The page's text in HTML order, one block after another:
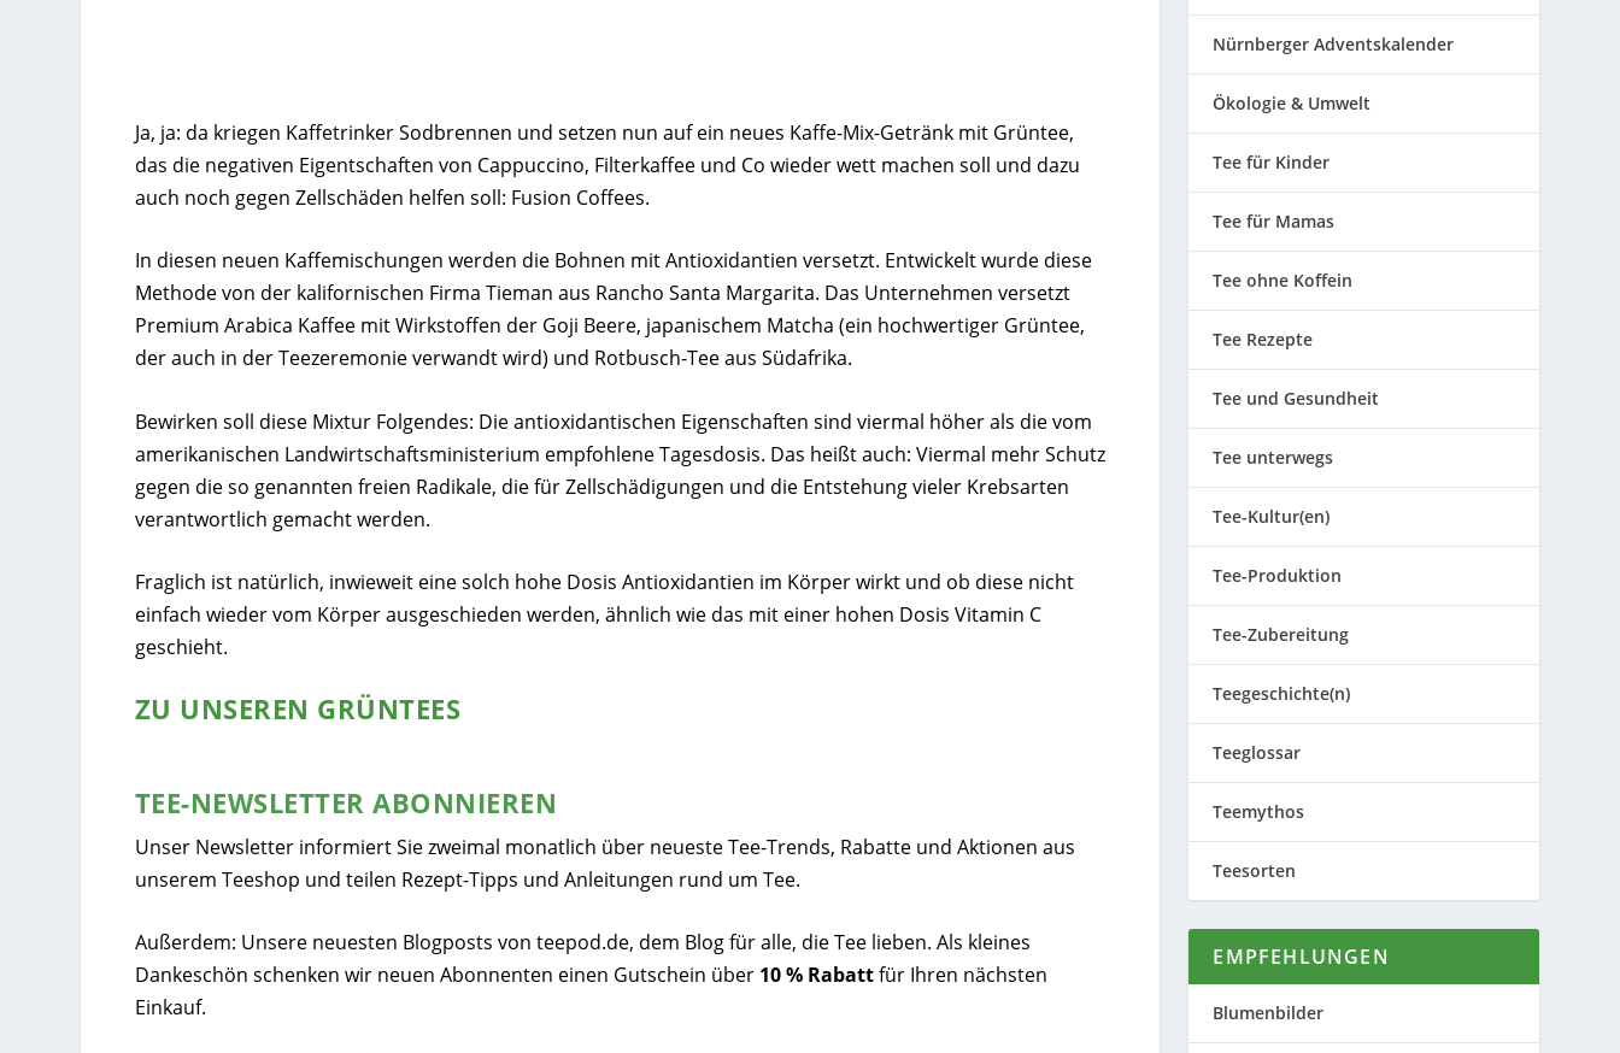
Ja, ja: da kriegen Kaffetrinker Sodbrennen und setzen nun auf ein neues Kaffe-Mix-Getränk mit Grüntee,
das die negativen Eigentschaften von Cappuccino, Filterkaffee und Co wieder wett machen soll und dazu
auch noch gegen Zellschäden helfen soll: Fusion Coffees.
In diesen neuen Kaffemischungen werden die Bohnen mit Antioxidantien versetzt. Entwickelt wurde diese
Methode von der kalifornischen Firma Tieman aus Rancho Santa Margarita. Das Unternehmen versetzt
Premium Arabica Kaffee mit Wirkstoffen der Goji Beere, japanischem Matcha (ein hochwertiger Grüntee,
der auch in der Teezeremonie verwandt wird) und Rotbusch-Tee aus Südafrika.
Bewirken soll diese Mixtur Folgendes: Die antioxidantischen Eigenschaften sind viermal höher als die vom
amerikanischen Landwirtschaftsministerium empfohlene Tagesdosis. Das heißt auch: Viermal mehr Schutz
gegen die so genannten freien Radikale, die für Zellschädigungen und die Entstehung vieler Krebsarten
verantwortlich gemacht werden.
Fraglich ist natürlich, inwieweit eine solch hohe Dosis Antioxidantien im Körper wirkt und ob diese nicht
einfach wieder vom Körper ausgeschieden werden, ähnlich wie das mit einer hohen Dosis Vitamin C
geschieht.
ZU UNSEREN GRÜNTEES
TEE-NEWSLETTER ABONNIEREN
Unser Newsletter informiert Sie zweimal monatlich über neueste Tee-Trends, Rabatte und Aktionen aus
unserem Teeshop und teilen Rezept-Tipps und Anleitungen rund um Tee.
Außerdem: Unsere neuesten Blogposts von teepod.de, dem Blog für alle, die Tee lieben. Als kleines
Dankeschön schenken wir neuen Abonnenten einen Gutschein über 10 % Rabattfür Ihren nächsten
Einkauf.
Nürnberger Adventskalender
Ökologie & Umwelt
Tee für Kinder
Tee für Mamas
Tee ohne Koffein
Tee Rezepte
Tee und Gesundheit
Tee unterwegs
Tee-Kultur(en)
Tee-Produktion
Tee-Zubereitung
Teegeschichte(n)
Teeglossar
Teemythos
Teesorten
EMPFEHLUNGEN
Blumenbilder